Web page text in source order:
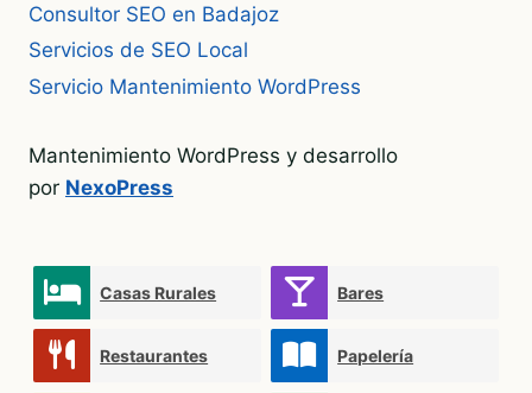
Consultor SEO en Badajoz
Servicios de SEO Local
Servicio Mantenimiento WordPress
Mantenimiento WordPress y desarrollo
por NexoPress
Casas Rurales Bares
Restaurantes Papelería